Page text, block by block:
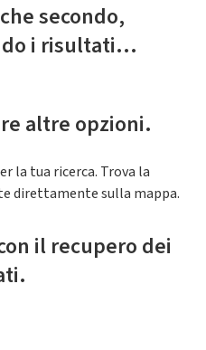
secondo,
i risultati...
altre opzioni.
la tua ricerca. Trova la
direttamente sulla mappa.
il recupero dei